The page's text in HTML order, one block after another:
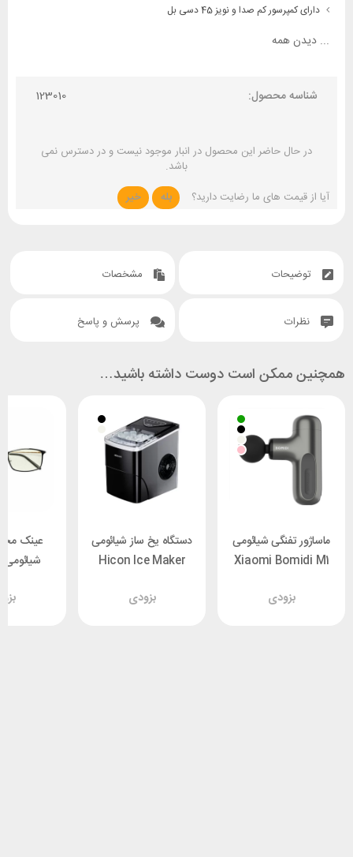
دارای کمپرسور کم صدا و نویز 45 دسی بل
... دیدن همه
شناسه محصول: 123010
در حال حاضر این محصول در انبار موجود نیست و در دسترس نمی
باشد.
آیا از قیمت های ما رضایت دارید؟
بله خیر
توضیحات مشخصات
نظرات پرسش و پاسخ
همچنین ممکن است دوست داشته باشید…
ماساژور تفنگی شیائومی
Xiaomi Bomidi M1
بزودی
دستگاه یخ ساز شیائومی
Hicon Ice Maker
لیتر
بزودی
عینک